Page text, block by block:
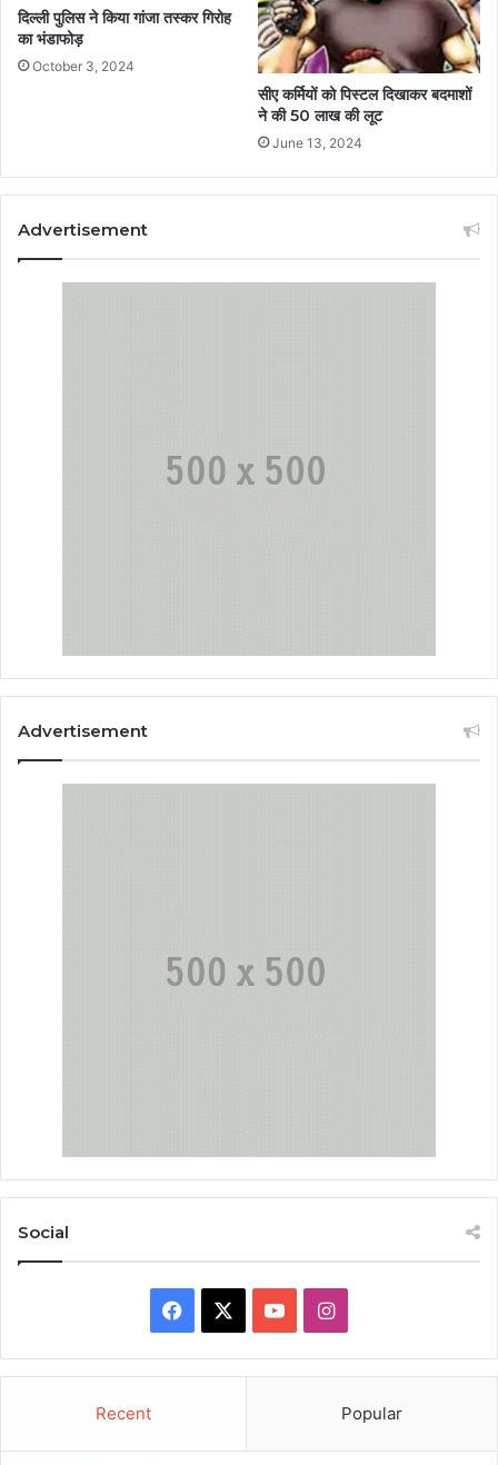
दिल्ली पुलिस ने किया गांजा तस्कर गिरोह
का भंडाफोड़
October 3, 2024
सीए कर्मियों को पिस्टल दिखाकर बदमाशों
ने की 50 लाख की लूट
June 13, 2024
Advertisement
Advertisement
Social
Facebook YouTubeInstagram
Recent Popular